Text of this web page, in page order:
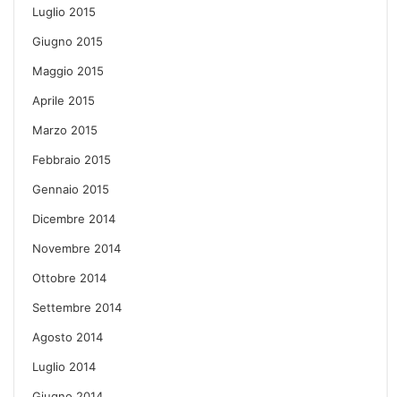
Luglio 2015
Giugno 2015
Maggio 2015
Aprile 2015
Marzo 2015
Febbraio 2015
Gennaio 2015
Dicembre 2014
Novembre 2014
Ottobre 2014
Settembre 2014
Agosto 2014
Luglio 2014